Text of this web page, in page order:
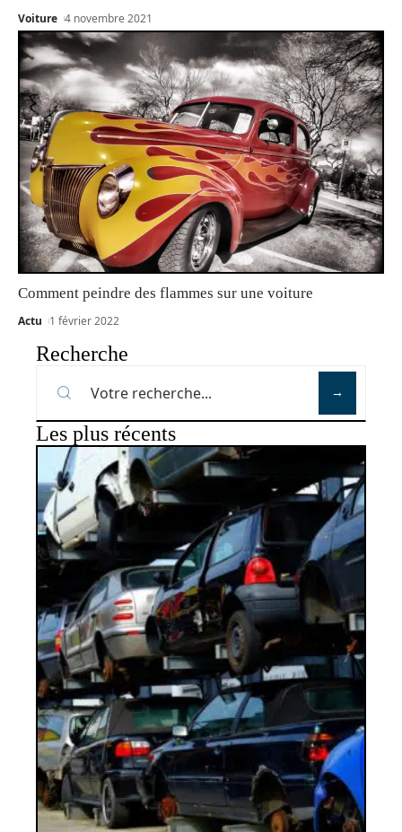
Voiture 4 novembre 2021
Comment peindre des flammes sur une voiture
Actu 1 février 2022
Recherche
Les plus récents